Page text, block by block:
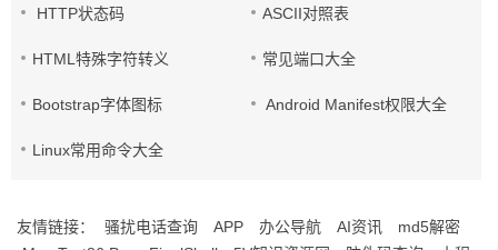
HTTP状态码 ASCII对照表
HTML特殊字符转义 常见端口大全
Bootstrap字体图标 Android Manifest权限大全
Linux常用命令大全
友情链接： 骚扰电话查询 APP 办公导航 AI资讯
md5解密